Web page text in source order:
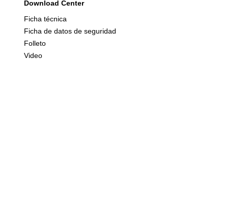
Download Center
Ficha técnica
Ficha de datos de seguridad
Folleto
Video